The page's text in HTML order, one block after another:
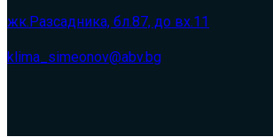
жк.Разсадника, бл.87, до вх.11
klima_simeonov@abv.bg